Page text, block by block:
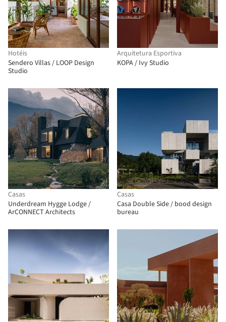
Hotéis
Sendero Villas / LOOP Design
Studio
Arquitetura Esportiva
KOPA / Ivy Studio
Casas
Underdream Hygge Lodge /
ArCONNECT Architects
Casas
Casa Double Side / bood design
bureau